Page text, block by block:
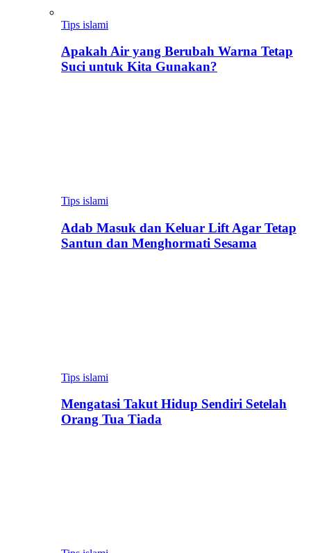
Tips islami
Apakah Air yang Berubah Warna Tetap
Suci untuk Kita Gunakan?
Tips islami
Adab Masuk dan Keluar Lift Agar Tetap
Santun dan Menghormati Sesama
Tips islami
Mengatasi Takut Hidup Sendiri Setelah
Orang Tua Tiada